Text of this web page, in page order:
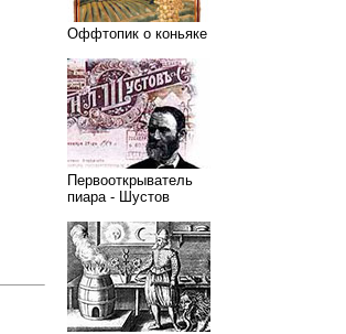
Оффтопик о коньяке
Первооткрыватель
пиара - Шустов